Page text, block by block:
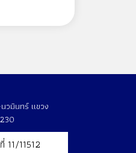
วมินทร์ แขวง
11/11512